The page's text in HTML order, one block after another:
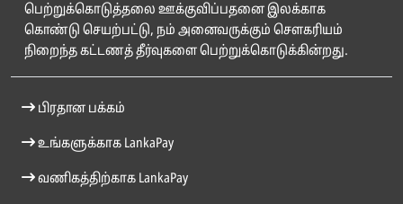
பெற்றுக்கொடுத்தலை ஊக்குவிப்பதனை இலக்காக
கொண்டு செயற்பட்டு, நம் அனைவருக்கும் சௌகரியம்
நிறைந்த கட்டணத் தீர்வுகளை பெற்றுக்கொடுக்கின்றது.
பிரதான பக்கம்
உங்களுக்காக LankaPay
வணிகத்திற்காக LankaPay